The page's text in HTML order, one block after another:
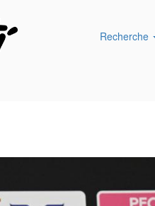
Recherche